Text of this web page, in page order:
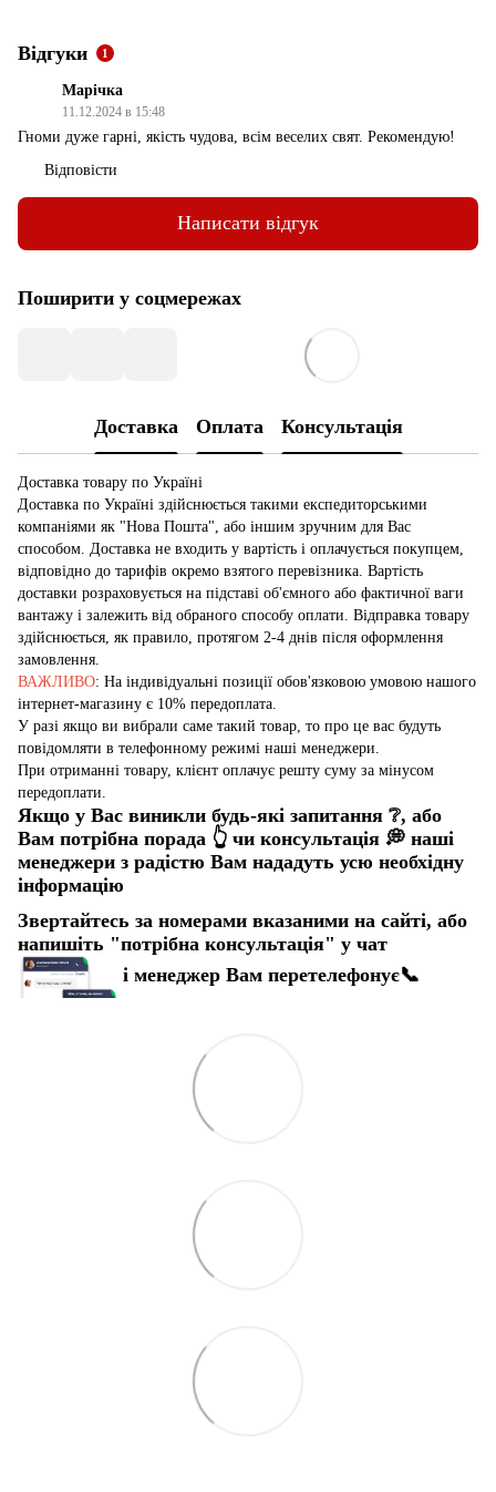
Відгуки 1
Марічка
11.12.2024 в 15:48
Гноми дуже гарні, якість чудова, всім веселих свят. Рекомендую!
Відповісти
Написати відгук
Поширити у соцмережах
Доставка Оплата Консультація
Доставка товару по Україні
Доставка по Україні здійснюється такими експедиторськими
компаніями як "Нова Пошта", або іншим зручним для Вас
способом. Доставка не входить у вартість і оплачується покупцем,
відповідно до тарифів окремо взятого перевізника. Вартість
доставки розраховується на підставі об'ємного або фактичної ваги
вантажу і залежить від обраного способу оплати. Відправка товару
здійснюється, як правило, протягом 2-4 днів після оформлення
замовлення.
ВАЖЛИВО: На індивідуальні позиції обов'язковою умовою нашого
інтернет-магазину є 10% передоплата.
У разі якщо ви вибрали саме такий товар, то про це вас будуть
повідомляти в телефонному режимі наші менеджери.
При отриманні товару, клієнт оплачує решту суму за мінусом
передоплати.
Якщо у Вас виникли будь-які запитання ❔, або
Вам потрібна порада 👆 чи консультація 💭 наші
менеджери з радістю Вам нададуть усю необхідну
інформацію
Звертайтесь за номерами вказаними на сайті, або
напишіть "потрібна консультація" у чат
і менеджер Вам перетелефонує📞